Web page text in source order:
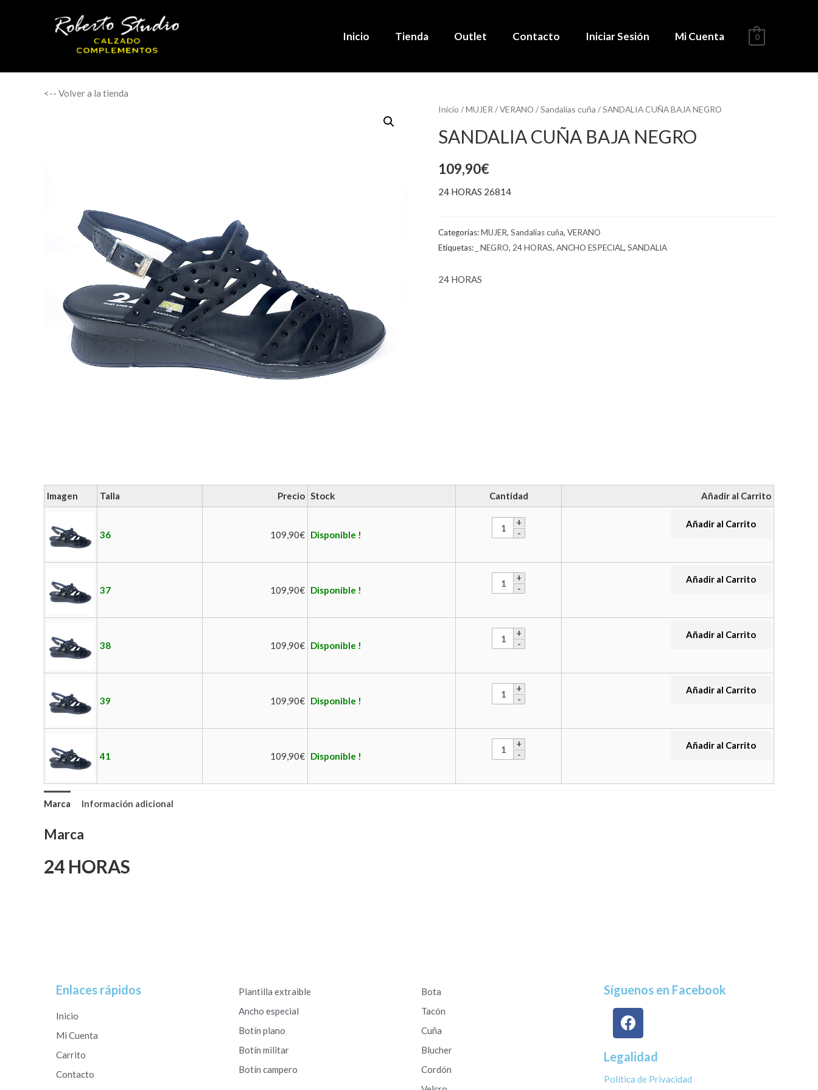
Inicio Tienda Outlet Contacto Iniciar Sesión Mi Cuenta 0
<-- Volver a la tienda
Inicio /MUJER /VERANO /Sandalias cuña / SANDALIA CUÑA BAJA NEGRO
SANDALIA CUÑA BAJA NEGRO
109,90€
24 HORAS 26814
Categorías:MUJER, Sandalias cuña, VERANO
Etiquetas:
_ NEGRO, 24 HORAS, ANCHO ESPECIAL, SANDALIA
24 HORAS
Imagen Talla Precio Stock Cantidad Añadir al Carrito
36 109,90€ Disponible !
Añadir al Carrito
37 109,90€ Disponible !
Añadir al Carrito
38 109,90€ Disponible !
Añadir al Carrito
39 109,90€ Disponible !
Añadir al Carrito
41 109,90€ Disponible !
Añadir al Carrito
Marca Información adicional
Marca
24 HORAS
Enlaces rápidos
Inicio
Mi Cuenta
Carrito
Contacto
Plantilla extraible
Ancho especial
Botín plano
Botín militar
Botín campero
Bota
Tacón
Cuña
Blucher
Cordón
Síguenos en Facebook
Legalidad
Política de Privacidad